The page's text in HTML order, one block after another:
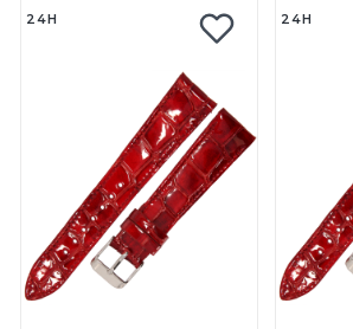
24H 24H